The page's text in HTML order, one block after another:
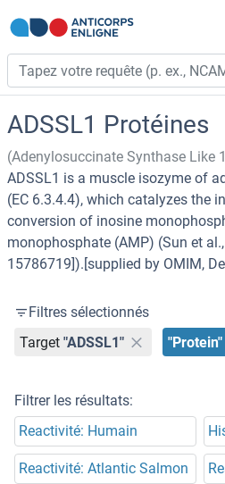
ADSSL1 Protéines
(Adenylosuccinate Synthase Like
ADSSL1 is a muscle isozyme of
(EC 6.3.4.4), which catalyzes the
conversion of inosine
monophosphate (AMP) (Sun et
15786719]).[supplied by OMIM,
Filtres sélectionnés
Target "ADSSL1" "Protein"
Filtrer les résultats:
Reactivité: Humain
Reactivité: Atlantic Salmon